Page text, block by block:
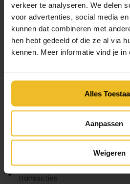
verkeer te analyseren. We delen
voor advertenties, social media
kunnen dat combineren met
hen hebt gedeeld of die ze al via
kennen. Meer informatie vind je in
Alles
Aanpassen
Weigeren
Handmatig omzetcijfers
of reserveringen apart verwerken
Met unTill Prime verbind je jouw
externe software, zodat gegevens
uitgewisseld en je administratie
integreert het kassasysteem met
Boekhoudkoppelingen:
Reserveringssystemen: directe
boekingen
Personeelsplanning: stem jouw
Betaaloplossingen:
transacties